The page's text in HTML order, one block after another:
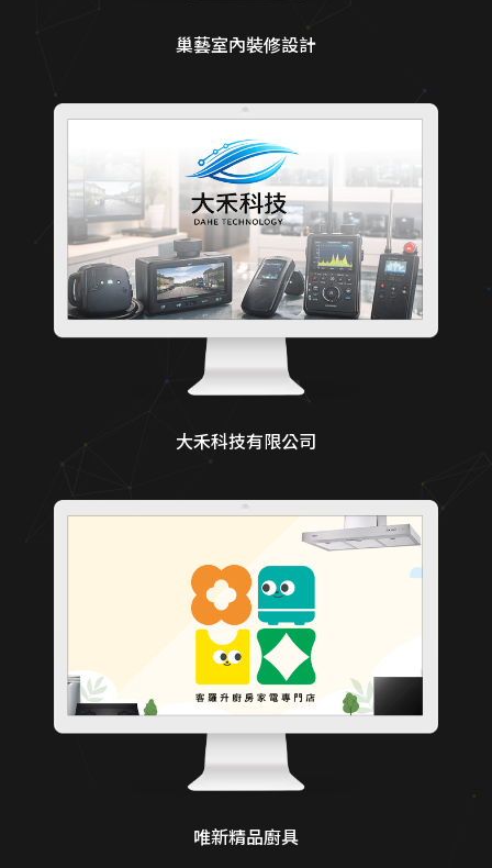
巢藝室內裝修設計
大禾科技有限公司
唯新精品廚具